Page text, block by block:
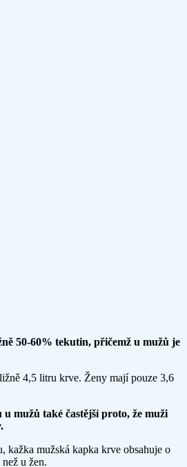
50-60% tekutin, přičemž u mužů je
4,5 litru krve. Ženy mají pouze 3,6
mužů také častější proto, že muži
kažka mužská kapka krve obsahuje o
u žen.